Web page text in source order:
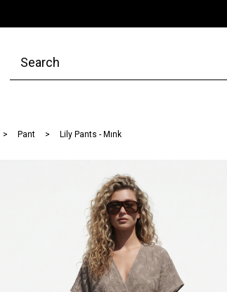
Pant Lily Pants - Mınk